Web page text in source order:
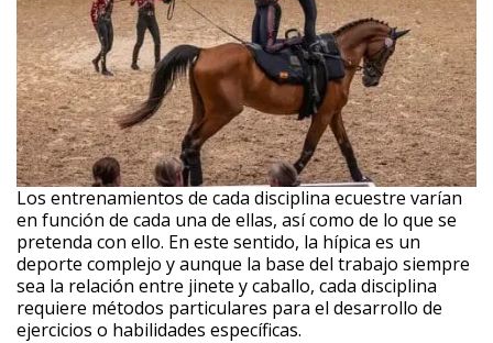
Los entrenamientos de cada disciplina ecuestre varían
en función de cada una de ellas, así como de lo que se
pretenda con ello. En este sentido, la hípica es un
deporte complejo y aunque la base del trabajo siempre
sea la relación entre jinete y caballo, cada disciplina
requiere métodos particulares para el desarrollo de
ejercicios o habilidades específicas.